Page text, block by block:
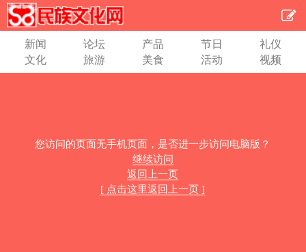
新闻 论坛 产品 节日
礼仪
文化
旅游 美食 活动 视频
您访问的页面无手机页面，是否进一步访问电脑版？
继续访问
返回上一页
[ 点击这里返回上一页 ]